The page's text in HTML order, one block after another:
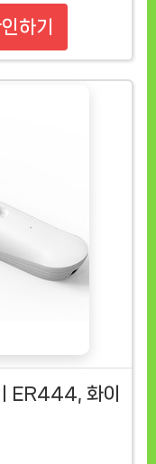
하기
ER444, 화이